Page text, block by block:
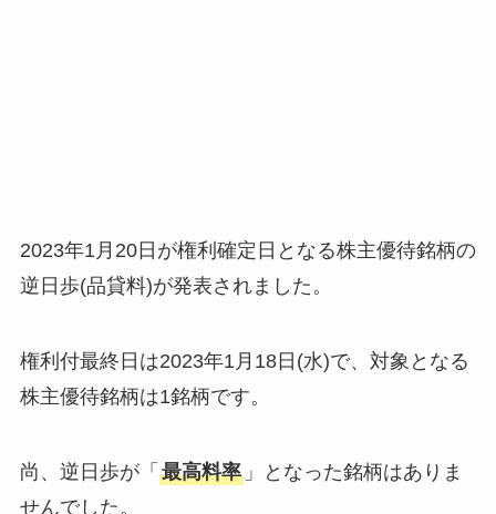
2023年1月20日が権利確定日となる株主優待銘柄の
逆日歩(品貸料)が発表されました。
権利付最終日は2023年1月18日(水)で、対象となる
株主優待銘柄は1銘柄です。
尚、逆日歩が「 最高料率」となった銘柄はありま
せんでした。